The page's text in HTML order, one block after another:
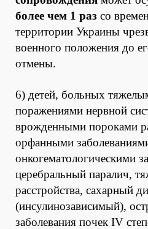
более чем 1 раз со
территории Украины
военного положения до
отмены.
6) детей, больных
поражениями нервной
врожденными пороками
орфанными
онкогематологическими
церебральный паралич,
расстройства, сахарный
(инсулинозависимый),
заболевания почек IV